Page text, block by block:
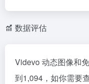
数据评估
Videvo 动态图像和
到1,094，如你需要